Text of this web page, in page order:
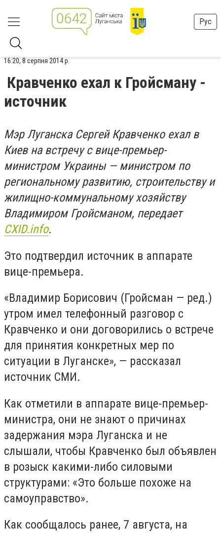
Рус
16:20, 8 серпня 2014 р.
Кравченко ехал к Гройсману -
источник
Мэр Луганска Сергей Кравченко ехал в
Киев на встречу с вице-премьер-
министром Украины — министром по
региональному развитию, строительству и
жилищно-коммунальному хозяйству
Владимиром Гройсманом, передает
CXID.info.
Это подтвердил источник в аппарате
вице-премьера.
«Владимир Борисович (Гройсман — ред.)
утром имел телефонный разговор с
Кравченко и они договорились о встрече
для принятия конкретных мер по
ситуации в Луганске», — рассказал
источник СМИ.
Как отметили в аппарате вице-премьер-
министра, они не знают о причинах
задержания мэра Луганска и не
слышали, чтобы Кравченко был объявлен
в розыск какими-либо силовыми
структурами: «Это больше похоже на
самоуправство».
Как сообщалось ранее, 7 августа, на